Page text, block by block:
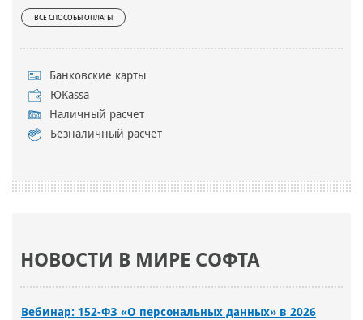
ВСЕ СПОСОБЫ ОПЛАТЫ
Банковские карты
ЮKassa
Наличный расчет
Безналичный расчет
НОВОСТИ В МИРЕ СОФТА
Вебинар: 152-ФЗ «О персональных данных» в 2026